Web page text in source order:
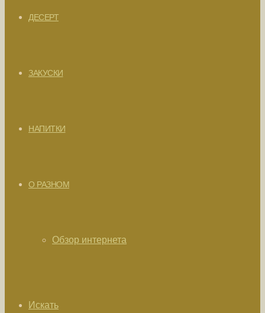
ДЕСЕРТ
ЗАКУСКИ
НАПИТКИ
О РАЗНОМ
Обзор интернета
Искать